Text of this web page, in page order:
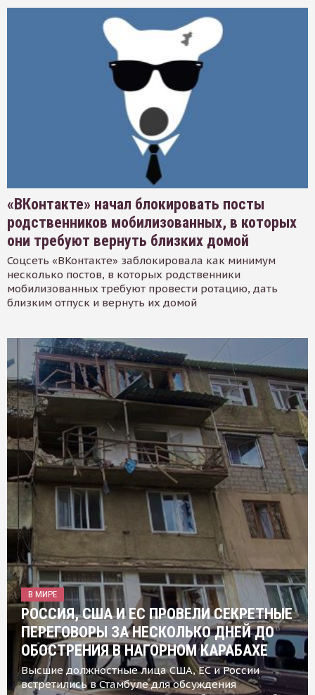
«ВКонтакте» начал блокировать посты
родственников мобилизованных, в которых
они требуют вернуть близких домой
Соцсеть «ВКонтакте» заблокировала как минимум
несколько постов, в которых родственники
мобилизованных требуют провести ротацию, дать
близким отпуск и вернуть их домой
В МИРЕ
РОССИЯ, США И ЕС ПРОВЕЛИ СЕКРЕТНЫЕ
ПЕРЕГОВОРЫ ЗА НЕСКОЛЬКО ДНЕЙ ДО
ОБОСТРЕНИЯ В НАГОРНОМ КАРАБАХЕ
Высшие должностные лица США, ЕС и России
встретились в Стамбуле для обсуждения